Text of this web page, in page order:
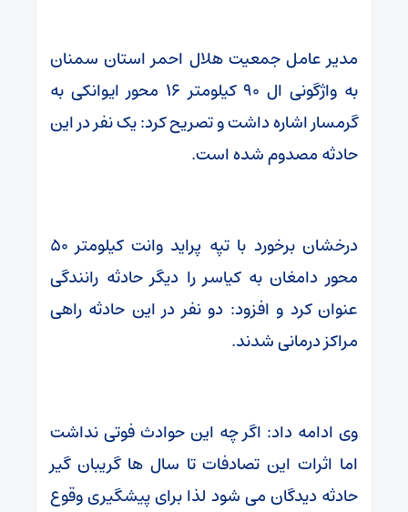
مدیر عامل جمعیت هلال احمر استان سمنان
به واژگونی ال ۹۰ کیلومتر ۱۶ محور ایوانکی به
گرمسار اشاره داشت و تصریح کرد: یک نفر در این
حادثه مصدوم شده است.
درخشان برخورد با تپه پراید وانت کیلومتر ۵۰
محور دامغان به کیاسر را دیگر حادثه رانندگی
عنوان کرد و افزود: دو نفر در این حادثه راهی
مراکز درمانی شدند.
وی ادامه داد: اگر چه این حوادث فوتی نداشت
اما اثرات این تصادفات تا سال ها گریبان گیر
حادثه دیدگان می شود لذا برای پیشگیری وقوع